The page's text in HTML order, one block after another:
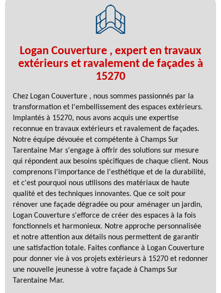
Logan Couverture , expert en travaux
extérieurs et ravalement de façades à
15270
Chez Logan Couverture , nous sommes passionnés par la
transformation et l'embellissement des espaces extérieurs.
Implantés à 15270, nous avons acquis une expertise
reconnue en travaux extérieurs et ravalement de façades.
Notre équipe dévouée et compétente à Champs Sur
Tarentaine Mar s'engage à offrir des solutions sur mesure
qui répondent aux besoins spécifiques de chaque client. Nous
comprenons l'importance de l'esthétique et de la durabilité,
et c'est pourquoi nous utilisons des matériaux de haute
qualité et des techniques innovantes. Que ce soit pour
rénover une façade dégradée ou pour aménager un jardin,
Logan Couverture s'efforce de créer des espaces à la fois
fonctionnels et harmonieux. Notre approche personnalisée
et notre attention aux détails nous permettent de garantir
une satisfaction totale. Faites confiance à Logan Couverture
pour donner vie à vos projets extérieurs à 15270 et redonner
une nouvelle jeunesse à votre façade à Champs Sur
Tarentaine Mar.